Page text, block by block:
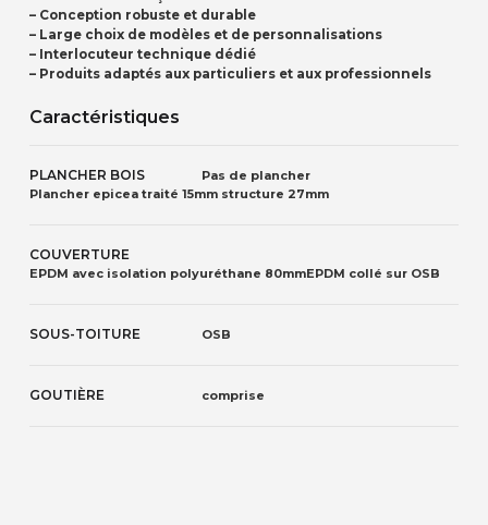
– Conception robuste et durable
– Large choix de modèles et de personnalisations
– Interlocuteur technique dédié
– Produits adaptés aux particuliers et aux professionnels
Caractéristiques
PLANCHER BOIS
Pas de plancher
Plancher epicea traité 15mm structure 27mm
COUVERTURE
EPDM avec isolation polyuréthane 80mmEPDM collé sur OSB
SOUS-TOITURE OSB
GOUTIÈRE comprise